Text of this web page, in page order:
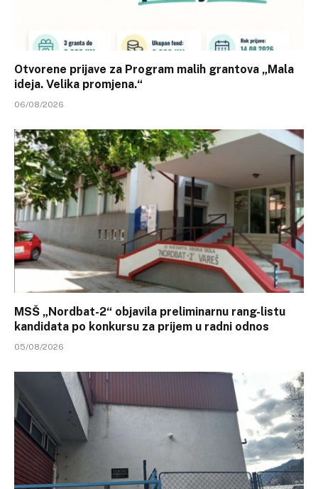
Otvorene prijave za Program malih grantova „Mala
ideja. Velika promjena.“
06/08/2026
MSŠ „Nordbat-2“ objavila preliminarnu rang-listu
kandidata po konkursu za prijem u radni odnos
05/08/2026